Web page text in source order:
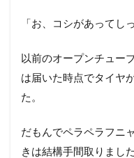
「お、コシがあってし
以前のオープンチュー
は届いた時点でタイヤ
た。
だもんでペラペラフニ
きは結構手間取りました